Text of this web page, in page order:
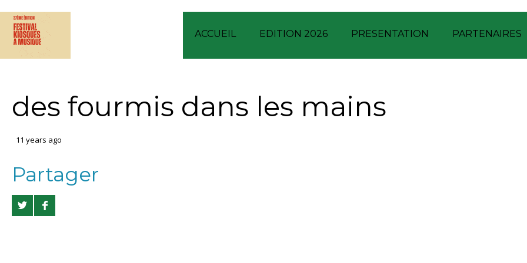
ACCUEIL EDITION 2026 PRESENTATION PARTENAIRES
des fourmis dans les mains
11 years ago
Partager